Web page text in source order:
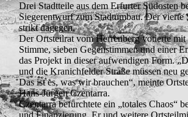
Drei Stadtteile aus dem Erfurter Südosten
Siegerentwurf zum Stadtumbau. Der vierte
strikt dagegen.
Der Ortsteilrat vom Herrenberg votierte mit
Stimme, sieben Gegenstimmen und einer
das Projekt in dieser aufwendigen Form.
und die Kranichfelder Straße müssen neu
Das ist es, was wir brauchen“, meinte
Hans-Jürgen Czentarra.
Czentarra befürchtete ein „totales Chaos“